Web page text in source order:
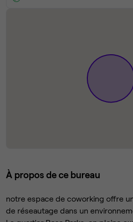
À propos de ce bureau
notre espace de coworking offre
de réseautage dans un